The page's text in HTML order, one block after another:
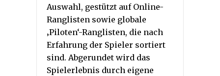
Auswahl, gestützt auf Online-
Ranglisten sowie globale
‚Piloten‘-Ranglisten, die nach
Erfahrung der Spieler sortiert
sind. Abgerundet wird das
Spielerlebnis durch eigene